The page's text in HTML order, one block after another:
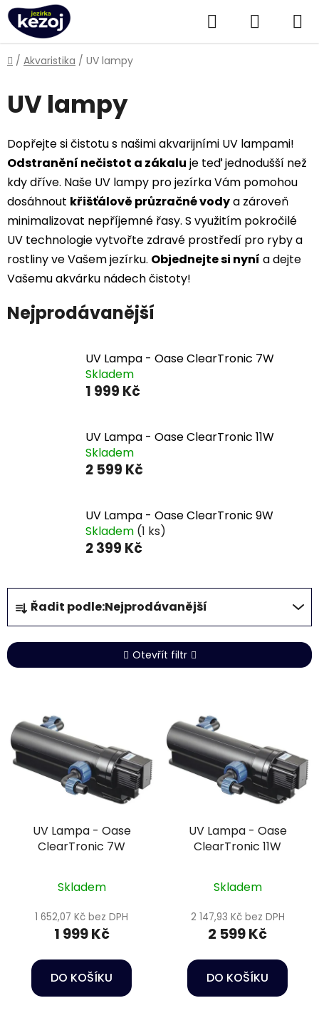
Přejít
na
obsah
Hledat
KOŠÍK
Domů
/ Akvaristika / UV lampy
UV lampy
Dopřejte si čistotu s našimi akvarijními UV lampami!
Odstranění nečistot a zákalu je teď jednodušší než
kdy dříve. Naše UV lampy pro jezírka Vám pomohou
dosáhnout křišťálově průzračné vodya zároveň
minimalizovat nepříjemné řasy. S využitím pokročilé
UV technologie vytvořte zdravé prostředí pro ryby a
rostliny ve Vašem jezírku. Objednejte si nyní a dejte
Vašemu akvárku nádech čistoty!
Nejprodávanější
UV Lampa - Oase ClearTronic 7W
Skladem
1 999 Kč
UV Lampa - Oase ClearTronic 11W
Skladem
2 599 Kč
UV Lampa - Oase ClearTronic 9W
Skladem (1 ks)
2 399 Kč
Ř
a
z
e
n
r
o
d
Řadit podle:Nejprodávanější
Otevřít filtr
ý
p
UV Lampa - Oase
ClearTronic 7W
Skladem
1 652,07 Kč bez DPH
1 999 Kč
DO KOŠÍKU
UV Lampa - Oase
ClearTronic 11W
Skladem
2 147,93 Kč bez DPH
2 599 Kč
DO KOŠÍKU